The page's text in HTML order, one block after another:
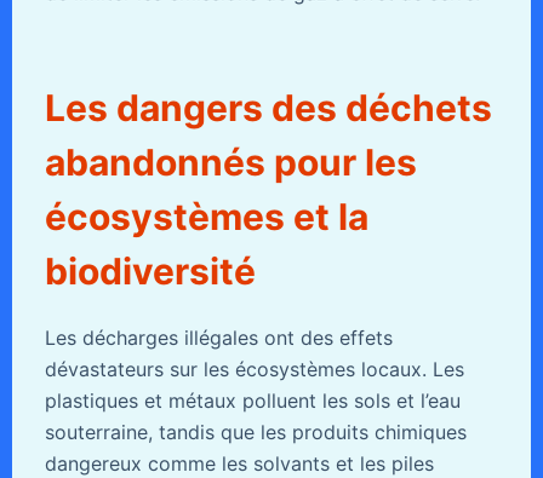
Les dangers des déchets
abandonnés pour les
écosystèmes et la
biodiversité
Les décharges illégales ont des effets
dévastateurs sur les écosystèmes locaux. Les
plastiques et métaux polluent les sols et l’eau
souterraine, tandis que les produits chimiques
dangereux comme les solvants et les piles